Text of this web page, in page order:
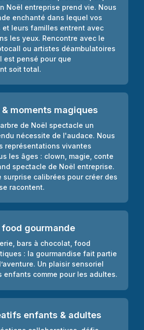
Noël entreprise prend vie. Nous
enchanté dans lequel vos
et leurs familles entrent avec
les yeux. Rencontre avec le
ou artistes déambulatoires
est pensé pour que
soit total.
moments magiques
de Noël spectacle un
nécessite de l'audace. Nous
représentations vivantes
les âges : clown, magie, conte
spectacle de Noël entreprise.
surprise calibrées pour créer des
racontent.
food gourmande
bars à chocolat, food
: la gourmandise fait partie
Un plaisir sensoriel
enfants comme pour les adultes.
enfants & adultes